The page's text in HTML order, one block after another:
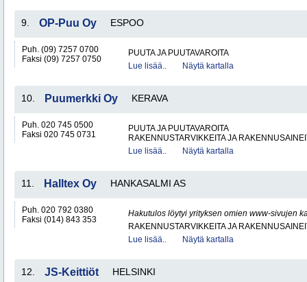
9. OP-Puu Oy ESPOO
Puh. (09) 7257 0700
Faksi (09) 7257 0750
PUUTA JA PUUTAVAROITA
Lue lisää..
Näytä kartalla
10. Puumerkki Oy KERAVA
Puh. 020 745 0500
Faksi 020 745 0731
PUUTA JA PUUTAVAROITA
RAKENNUSTARVIKKEITA JA
Lue lisää..
Näytä kartalla
11. Halltex Oy HANKASALMI AS
Puh. 020 792 0380
Faksi (014) 843 353
Hakutulos löytyi yrityksen omien www-sivujen
RAKENNUSTARVIKKEITA JA
Lue lisää..
Näytä kartalla
12. JS-Keittiöt HELSINKI